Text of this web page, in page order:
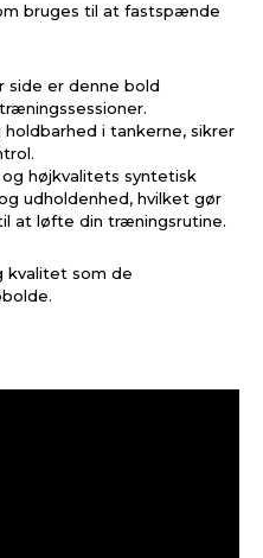
bruges til at fastspænde
side er denne bold
i tankerne, sikrer
højkvalitets syntetisk
udholdenhed, hvilket gør
at løfte din træningsrutine.
kvalitet som de